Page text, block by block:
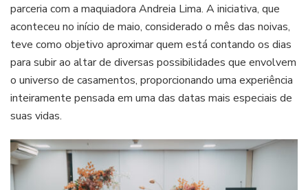
parceria com a maquiadora Andreia Lima. A iniciativa, que
aconteceu no início de maio, considerado o mês das noivas,
teve como objetivo aproximar quem está contando os dias
para subir ao altar de diversas possibilidades que envolvem
o universo de casamentos, proporcionando uma experiência
inteiramente pensada em uma das datas mais especiais de
suas vidas.